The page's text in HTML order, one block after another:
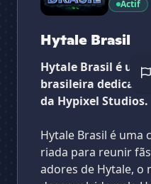
Actif
Hytale Brasil
Hytale Brasil é
brasileira
da Hypixel Studios.
Hytale Brasil é uma
riada para reunir
adores de Hytale, o
Vote pour
serveur ?